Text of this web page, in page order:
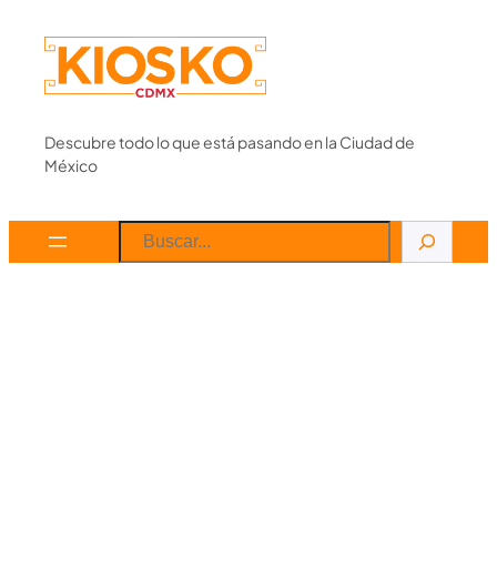
content
Descubre todo lo que está pasando en la Ciudad de
México
Search